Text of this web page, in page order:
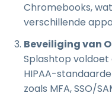
Chromebooks,
verschillende
Beveiliging van
Splashtop voldoet
HIPAA-
zoals MFA, SSO/